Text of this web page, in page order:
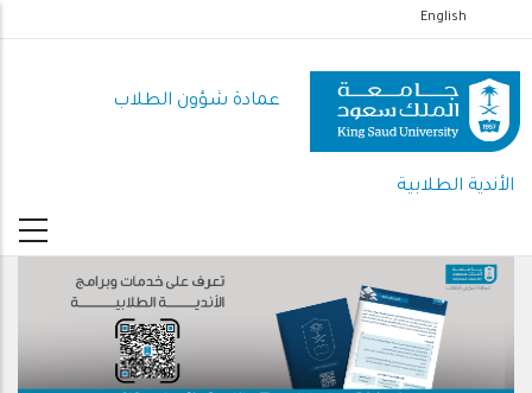
إلى
المحتوى
الرئيسي
English
عمادة شؤون الطلاب
الأندية الطلابية